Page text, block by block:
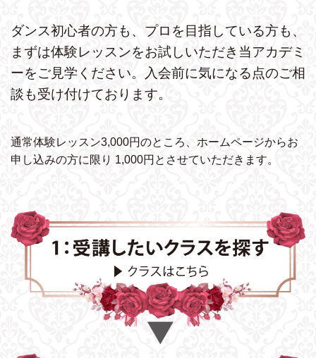
ダンス初心者の方も、プロを目指している方も、
まずは体験レッスンをお試しいただき 当アカデミ
ーをご見学ください。
入会前に気になる点のご相
談も受け付けております。
通常体験レッスン3,000円のところ、ホームページからお
申し込みの方に限り 1,000円とさせていただきます。